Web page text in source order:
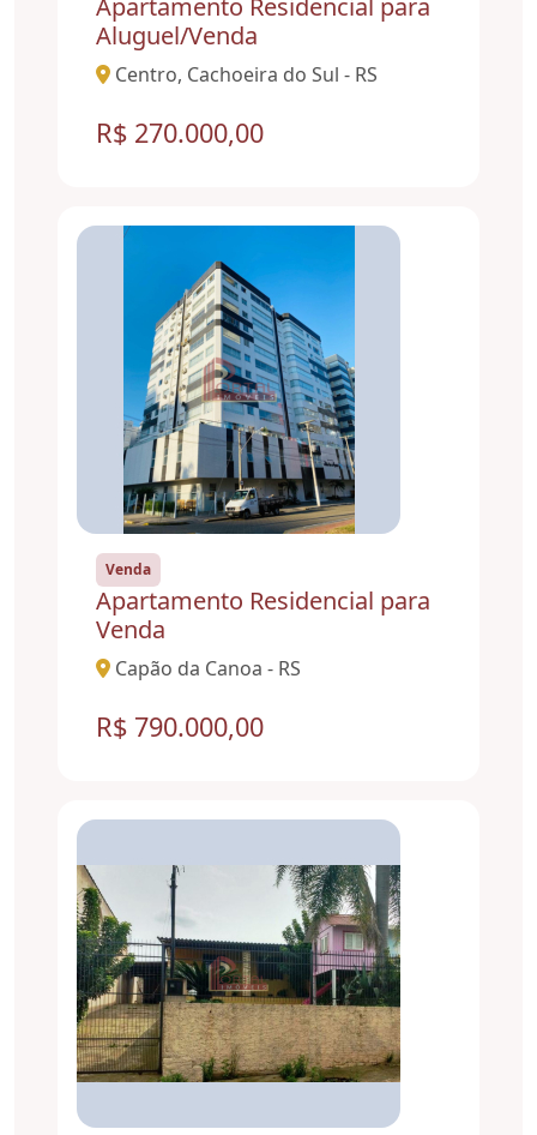
Apartamento Residencial para
Aluguel/Venda
Centro, Cachoeira do Sul - RS
R$ 270.000,00
Venda
Apartamento Residencial para
Venda
Capão da Canoa - RS
R$ 790.000,00